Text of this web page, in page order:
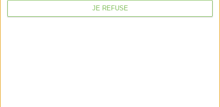
JE REFUSE